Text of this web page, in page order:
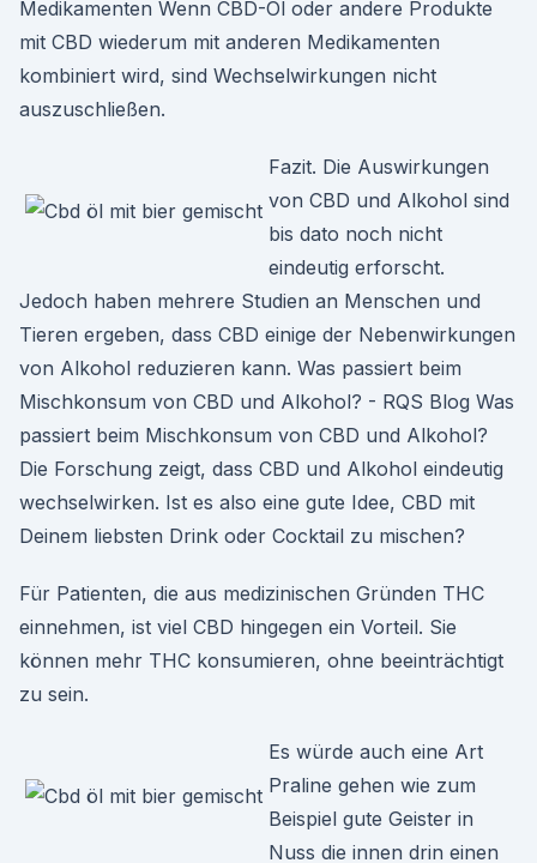
Medikamenten Wenn CBD-Öl oder andere Produkte
mit CBD wiederum mit anderen Medikamenten
kombiniert wird, sind Wechselwirkungen nicht
auszuschließen.
Fazit. Die Auswirkungen
von CBD und Alkohol sind
bis dato noch nicht
eindeutig erforscht.
Jedoch haben mehrere Studien an Menschen und
Tieren ergeben, dass CBD einige der Nebenwirkungen
von Alkohol reduzieren kann. Was passiert beim
Mischkonsum von CBD und Alkohol? - RQS Blog Was
passiert beim Mischkonsum von CBD und Alkohol?
Die Forschung zeigt, dass CBD und Alkohol eindeutig
wechselwirken. Ist es also eine gute Idee, CBD mit
Deinem liebsten Drink oder Cocktail zu mischen?
Für Patienten, die aus medizinischen Gründen THC
einnehmen, ist viel CBD hingegen ein Vorteil. Sie
können mehr THC konsumieren, ohne beeinträchtigt
zu sein.
Es würde auch eine Art
Praline gehen wie zum
Beispiel gute Geister in
Nuss die innen drin einen